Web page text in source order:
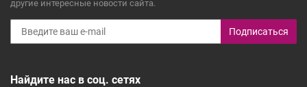
другие интересные новости сайта.
Подписаться
Найдите нас в соц. сетях